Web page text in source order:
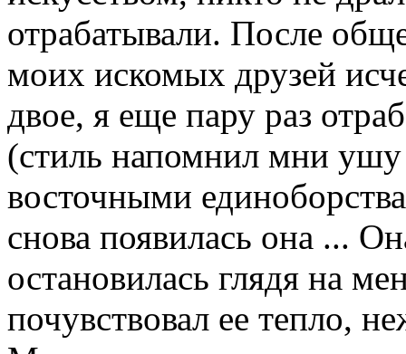
отрабатывали. После
моих искомых друзей
двое, я еще пару раз
(стиль напомнил мни ушу
восточными
снова появилась она ...
остановилась глядя на
почувствовал ее тепло,